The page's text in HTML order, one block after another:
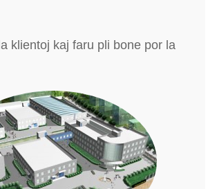
klientoj kaj faru pli bone por la